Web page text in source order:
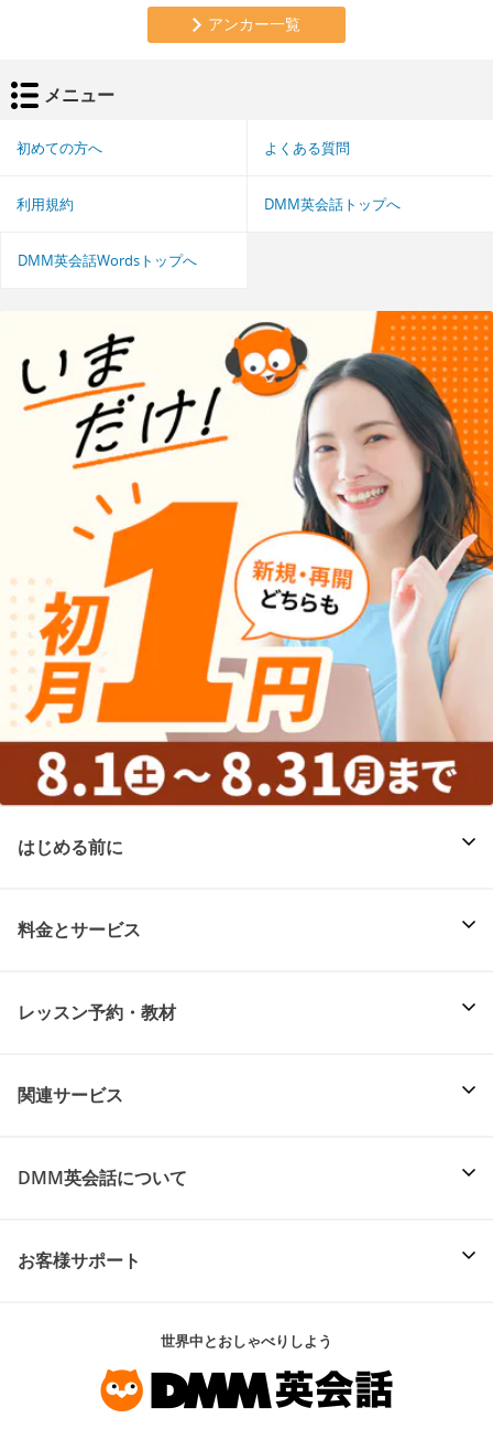
アンカー一覧
メニュー
初めての方へ よくある質問
利用規約 DMM英会話トップへ
DMM英会話Wordsトップへ
はじめる前に
料金とサービス
レッスン予約・教材
関連サービス
DMM英会話について
お客様サポート
世界中とおしゃべりしよう